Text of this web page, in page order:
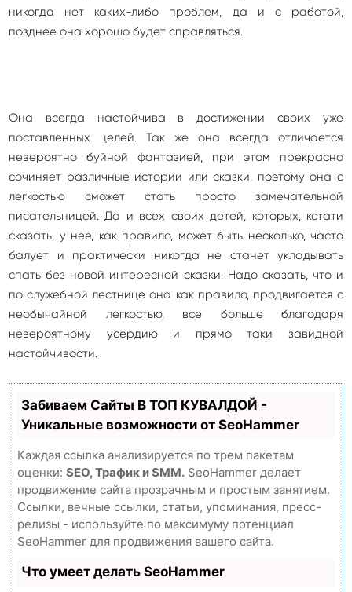
никогда нет каких-либо проблем, да и с работой,
позднее она хорошо будет справляться.
Она всегда настойчива в достижении своих уже
поставленных целей. Так же она всегда отличается
невероятно буйной фантазией, при этом прекрасно
сочиняет различные истории или сказки, поэтому она с
легкостью сможет стать просто замечательной
писательницей. Да и всех своих детей, которых, кстати
сказать, у нее, как правило, может быть несколько, часто
балует и практически никогда не станет укладывать
спать без новой интересной сказки. Надо сказать, что и
по служебной лестнице она как правило, продвигается с
необычайной легкостью, все больше благодаря
невероятному усердию и прямо таки завидной
настойчивости.
Забиваем Сайты В ТОП КУВАЛДОЙ -
Уникальные возможности от SeoHammer
Каждая ссылка анализируется по трем пакетам
оценки: SEO, Трафик и SMM. SeoHammer делает
продвижение сайта прозрачным и простым занятием.
Ссылки, вечные ссылки, статьи, упоминания, пресс-
релизы - используйте по максимуму потенциал
SeoHammer для продвижения вашего сайта.
Что умеет делать SeoHammer